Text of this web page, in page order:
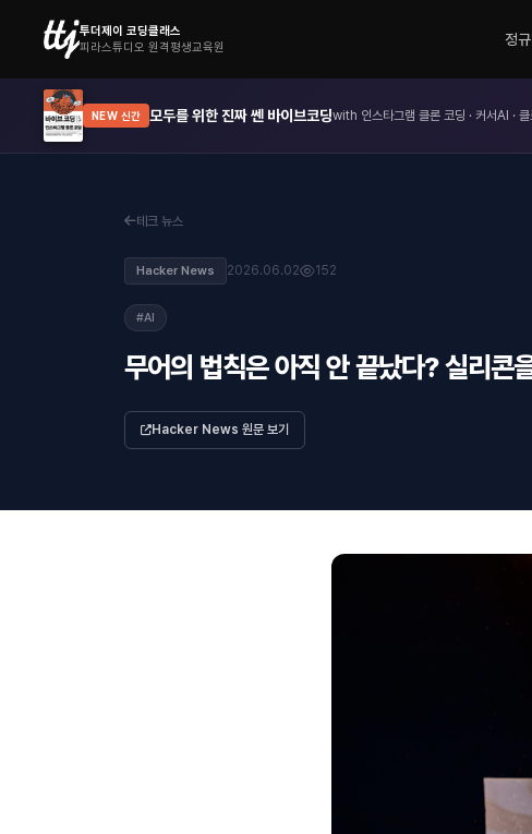
투더제이 코딩클래스
피라스튜디오 원격평생교육원
정
NEW 신간 모두를 위한 진짜 쎈 바이브코딩with 인스타그램 클론 코딩 · 커서AI · 클
테크 뉴스
Hacker News 2026.06.02 152
#AI
무어의 법칙은 아직 안 끝났다? 실리콘
Hacker News 원문 보기